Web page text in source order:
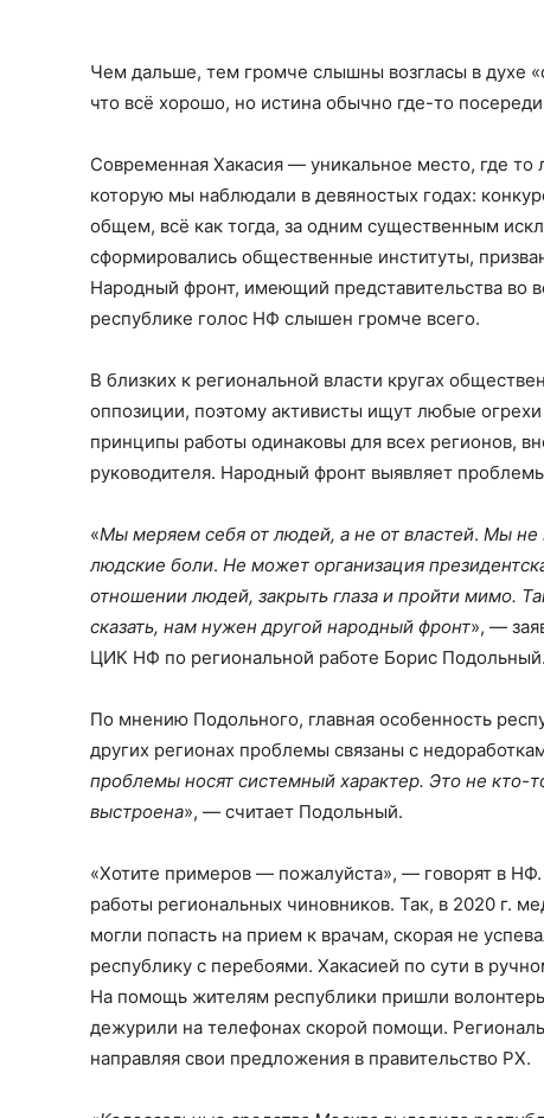
Чем дальше, тем громче слышны возгласы в духе
что всё хорошо, но истина обычно где-то
Современная Хакасия — уникальное место, где
которую мы наблюдали в девяностых годах:
общем, всё как тогда, за одним существенным
сформировались общественные институты,
Народный фронт, имеющий представительства во
республике голос НФ слышен громче всего.
В близких к региональной власти кругах
оппозиции, поэтому активисты ищут любые
принципы работы одинаковы для всех регионов,
руководителя. Народный фронт выявляет
«Мы меряем себя от людей, а не от властей. Мы не
людские боли. Не может организация
отношении людей, закрыть глаза и пройти мимо.
сказать, нам нужен другой народный фронт», —
ЦИК НФ по региональной работе Борис Подольный.
По мнению Подольного, главная особенность
других регионах проблемы связаны с
проблемы носят системный характер. Это не кто-
выстроена», — считает Подольный.
«Хотите примеров — пожалуйста», — говорят в
работы региональных чиновников. Так, в 2020 г.
могли попасть на прием к врачам, скорая не
республику с перебоями. Хакасией по сути в
На помощь жителям республики пришли
дежурили на телефонах скорой помощи.
направляя свои предложения в правительство РХ.